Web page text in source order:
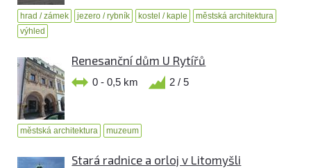
hrad / zámek jezero / rybník kostel / kaple
městská architektura
výhled
Renesanční dům U Rytířů
0 - 0,5 km 2 / 5
městská architektura muzeum
Stará radnice a orloj v Litomyšli